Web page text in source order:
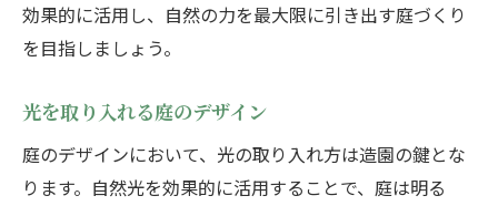
効果的に活用し、自然の力を最大限に引き出す庭づくり
を目指しましょう。
光を取り入れる庭のデザイン
庭のデザインにおいて、光の取り入れ方は造園の鍵とな
ります。自然光を効果的に活用することで、庭は明る